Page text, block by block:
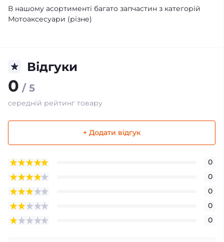
В нашому асортименті багато запчастин з категорій
Мотоаксесуари (різне)
Відгуки
0 / 5
середній рейтинг товару
+ Додати відгук
0
0
0
0
0